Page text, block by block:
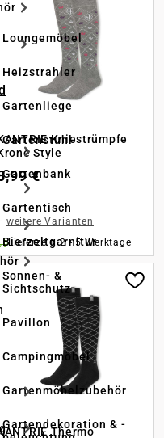
Loungemöbel
Heizstrahler
Gartenliege
Gartenstuhl
Gartenbank
Gartentisch
Bierzeltgarnitur
Sonnen- &
Sichtschutz
Pavillon
Campingmöbel
Gartenmöbelzubehör
Gartendekoration & -
Kniestrümpfe
Style
€
weitere Varianten
Lieferzeit: 2 - 5 Werktage
Thermo